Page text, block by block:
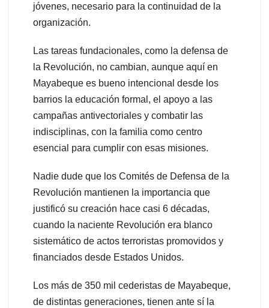
jóvenes, necesario para la continuidad de la
organización.
Las tareas fundacionales, como la defensa de
la Revolución, no cambian, aunque aquí en
Mayabeque es bueno intencional desde los
barrios la educación formal, el apoyo a las
campañas antivectoriales y combatir las
indisciplinas, con la familia como centro
esencial para cumplir con esas misiones.
Nadie dude que los Comités de Defensa de la
Revolución mantienen la importancia que
justificó su creación hace casi 6 décadas,
cuando la naciente Revolución era blanco
sistemático de actos terroristas promovidos y
financiados desde Estados Unidos.
Los más de 350 mil cederistas de Mayabeque,
de distintas generaciones, tienen ante sí la